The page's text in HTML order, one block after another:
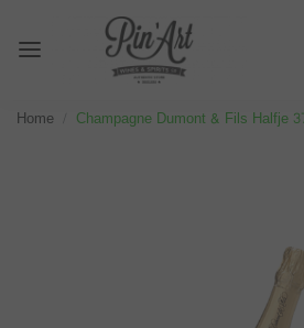
Home Champagne Dumont & Fils Halfje